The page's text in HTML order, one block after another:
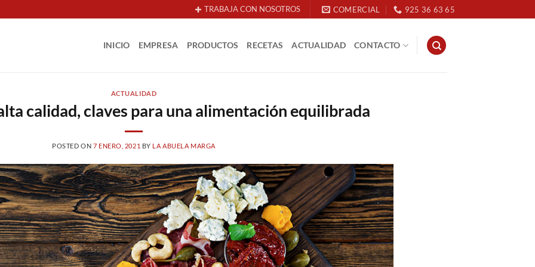
TRABAJA CON NOSOTROS COMERCIAL 925 36 63 65
INICIO EMPRESA PRODUCTOS RECETAS ACTUALIDAD CONTACTO
ACTUALIDAD
calidad, claves para una alimentación equilibrada
POSTED ON 7 ENERO, 2021 BY LA ABUELA MARGA